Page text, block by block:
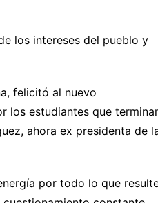
los intereses del pueblo y
felicitó al nuevo
los estudiantes que
ahora ex presidenta de
por todo lo que